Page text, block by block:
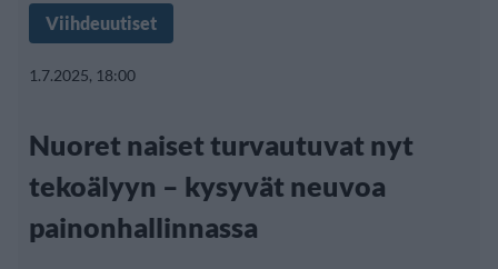
Viihdeuutiset
1.7.2025, 18:00
Nuoret naiset turvautuvat nyt
tekoälyyn – kysyvät neuvoa
painonhallinnassa